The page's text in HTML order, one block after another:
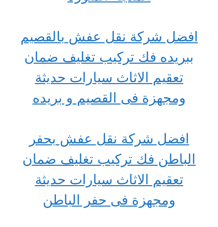
افضل شركة نقل عفش بالقصيم
ببريده فك تركيب تغليف ضمان
تعقيم الاثاث سيارات حديثة
ومجهزة فى القصيم و بريده
افضل شركة نقل عفش بحفر
الباطن فك تركيب تغليف ضمان
تعقيم الاثاث سيارات حديثة
ومجهزة فى حفر الباطن